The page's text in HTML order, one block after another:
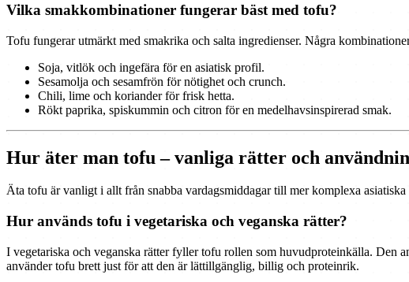
Vilka smakkombinationer fungerar bäst med tofu?
Tofu fungerar utmärkt med smakrika och salta ingredienser. Några
Soja, vitlök och ingefära för en asiatisk profil.
Sesamolja och sesamfrön för nötighet och crunch.
Chili, lime och koriander för frisk hetta.
Rökt paprika, spiskummin och citron för en medelhavsinspirerad smak.
Hur äter man tofu – vanliga rätter och
Äta tofu är vanligt i allt från snabba vardagsmiddagar till mer komplexa
Hur används tofu i vegetariska och veganska rätter?
I vegetariska och veganska rätter fyller tofu rollen som huvudproteinkälla. Den
använder tofu brett just för att den är lättillgänglig, billig och proteinrik.